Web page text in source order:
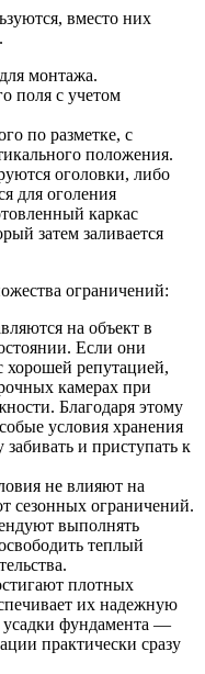
вместо них
.
монтажа.
поля с учетом
по разметке, с
положения.
оголовки, либо
для оголения
каркас
затем заливается
ограничений:
на объект в
Если они
хорошей репутацией,
камерах при
Благодаря этому
условия хранения
и приступать к
не влияют на
сезонных ограничений.
выполнять
теплый
плотных
их надежную
усадки фундамента —
практически сразу